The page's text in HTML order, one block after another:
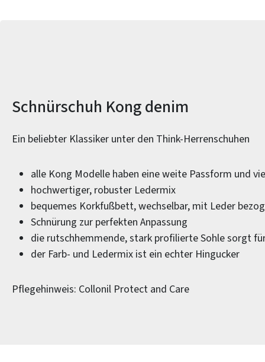
Produktinformationen
Schnürschuh Kong denim
Ein beliebter Klassiker unter den Think-Herrenschuhen
alle Kong Modelle haben eine weite Passform und
hochwertiger, robuster Ledermix
bequemes Korkfußbett, wechselbar, mit Leder
Schnürung zur perfekten Anpassung
die rutschhemmende, stark profilierte Sohle sorgt
der Farb- und Ledermix ist ein echter Hingucker
Pflegehinweis: Collonil Protect and Care